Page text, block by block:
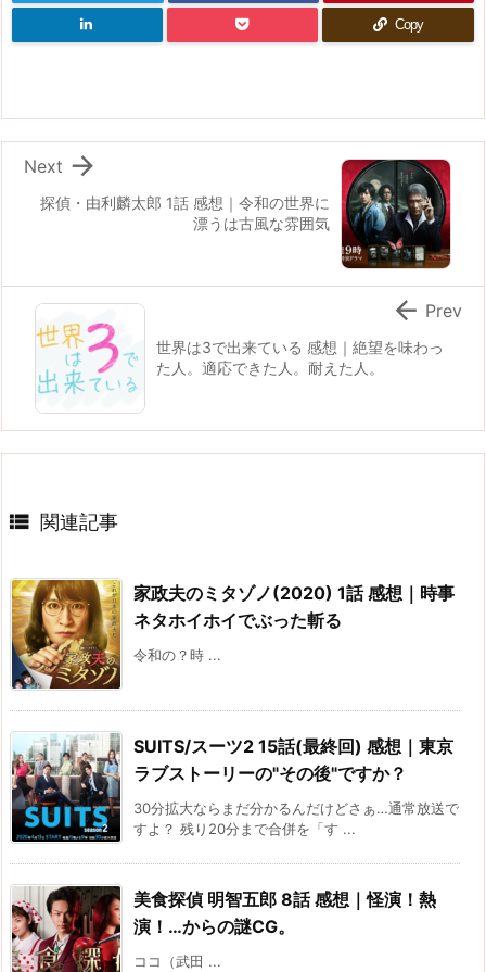
Copy
探偵・由利麟太郎 1話 感想｜令和の世界に
漂うは古風な雰囲気

Next
世界は3で出来ている 感想｜絶望を味わっ
た人。適応できた人。耐えた人。
 Prev
 関連記事
家政夫のミタゾノ(2020) 1話 感想｜時事
ネタホイホイでぶった斬る
令和の？時 ...
SUITS/スーツ2 15話(最終回) 感想｜東京
ラブストーリーの"その後"ですか？
30分拡大ならまだ分かるんだけどさぁ…通常放送で
すよ？ 残り20分まで合併を「す ...
美食探偵 明智五郎 8話 感想｜怪演！熱
演！…からの謎CG。
ココ（武田 ...